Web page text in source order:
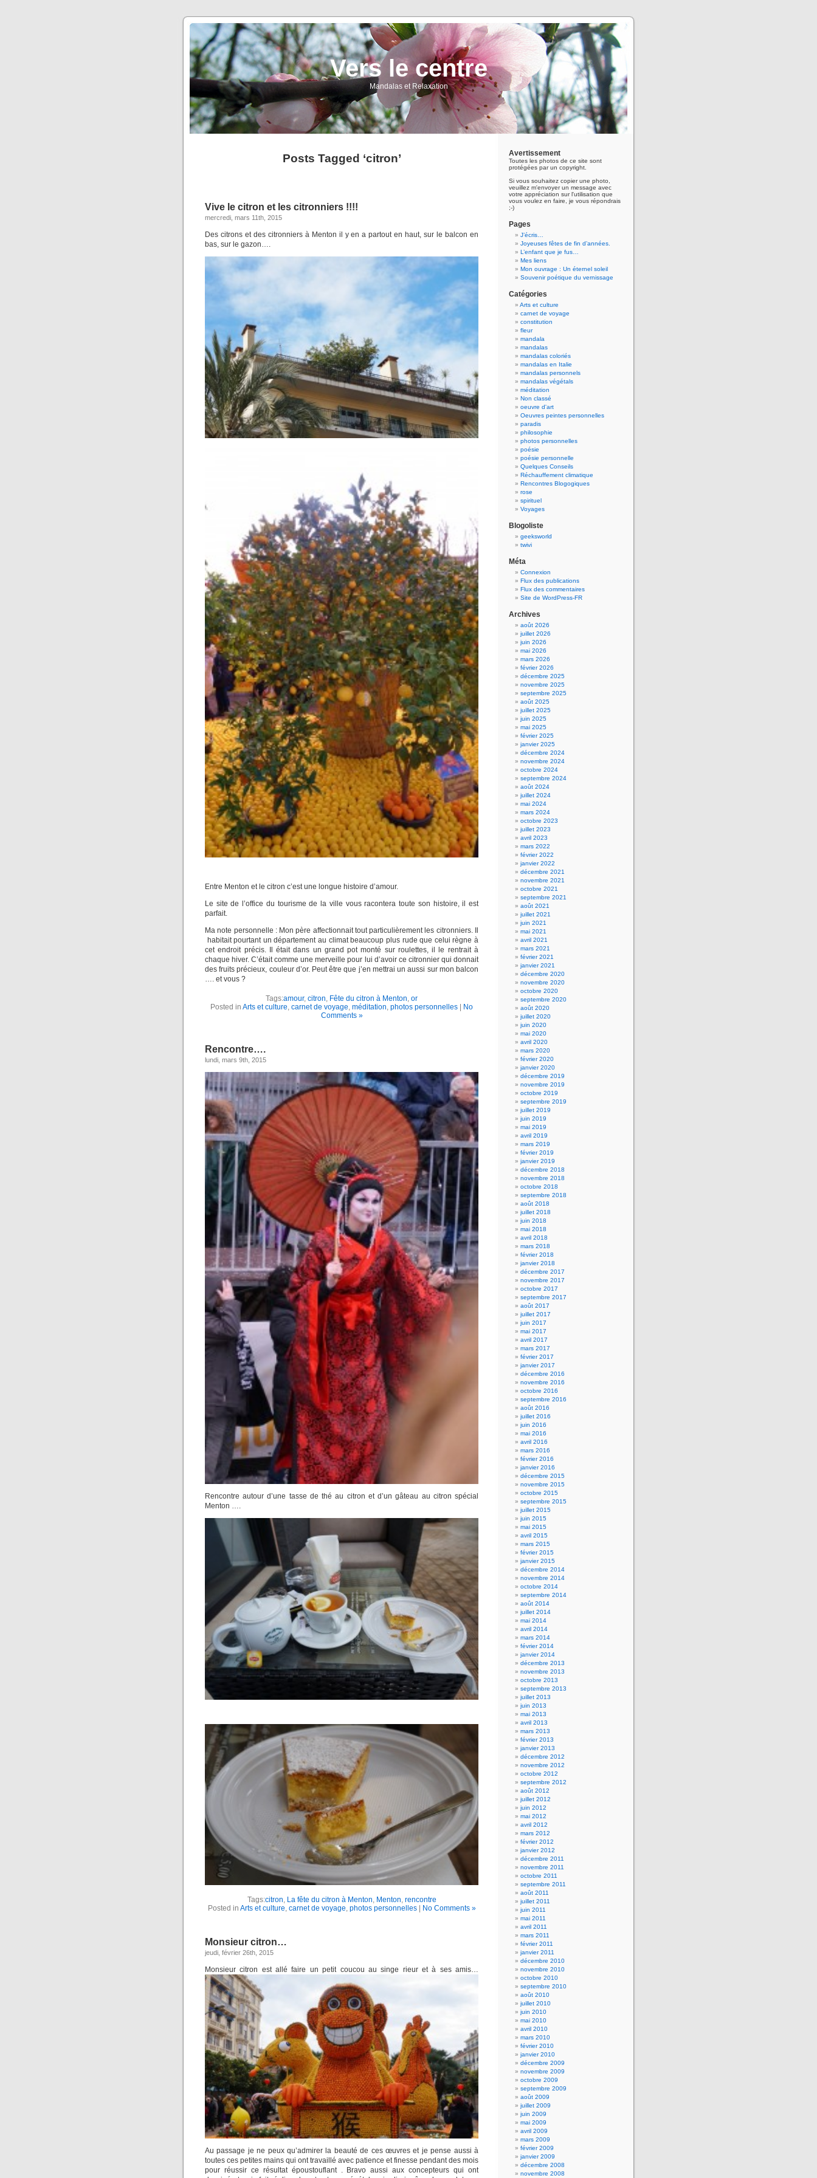
Vers le centre
Mandalas et Relaxation
Posts Tagged ‘citron’
Vive le citron et les citronniers !!!!
mercredi, mars 11th, 2015
Des citrons et des citronniers à Menton il y en a partout en haut, sur le balcon en
bas, sur le gazon….
Entre Menton et le citron c’est une longue histoire d’amour.
Le site de l’office du tourisme de la ville vous racontera toute son histoire, il est
parfait.
Ma note personnelle : Mon père affectionnait tout particulièrement les citronniers. Il
habitait pourtant un département au climat beaucoup plus rude que celui règne à
cet endroit précis. Il était dans un grand pot monté sur roulettes, il le rentrait à
chaque hiver. C’était comme une merveille pour lui d’avoir ce citronnier qui donnait
des fruits précieux, couleur d’or. Peut être que j’en mettrai un aussi sur mon balcon
…. et vous ?
Tags:amour, citron, Fête du citron à Menton, or
Posted in Arts et culture, carnet de voyage, méditation, photos personnelles | No
Comments »
Rencontre….
lundi, mars 9th, 2015
Rencontre autour d’une tasse de thé au citron et d’un gâteau au citron spécial
Menton ….
Tags:citron, La fête du citron à Menton, Menton, rencontre
Posted in Arts et culture, carnet de voyage, photos personnelles| No Comments »
Monsieur citron…
jeudi, février 26th, 2015
Monsieur citron est allé faire un petit coucou au singe rieur et à ses amis…
Au passage je ne peux qu’admirer la beauté de ces œuvres et je pense aussi à
toutes ces petites mains qui ont travaillé avec patience et finesse pendant des mois
pour réussir ce résultat époustouflant . Bravo aussi aux concepteurs qui ont
Avertissement
Toutes les photos de ce site sont
protégées par un copyright.
Si vous souhaitez copier une photo,
veuillez m'envoyer un message avec
votre appréciation sur l'utilisation que
vous voulez en faire, je vous répondrais
;-)
Pages
J’écris…
Joyeuses fêtes de fin d’années.
L’enfant que je fus…
Mes liens
Mon ouvrage : Un éternel soleil
Souvenir poétique du vernissage
Catégories
Arts et culture
carnet de voyage
constitution
fleur
mandala
mandalas
mandalas coloriés
mandalas en Italie
mandalas personnels
mandalas végétals
méditation
Non classé
oeuvre d'art
Oeuvres peintes personnelles
paradis
philosophie
photos personnelles
poésie
poésie personnelle
Quelques Conseils
Réchauffement climatique
Rencontres Blogogiques
rose
spirituel
Voyages
Blogoliste
geeksworld
twivi
Méta
Connexion
Flux des publications
Flux des commentaires
Site de WordPress-FR
Archives
août 2026
juillet 2026
juin 2026
mai 2026
mars 2026
février 2026
décembre 2025
novembre 2025
septembre 2025
août 2025
juillet 2025
juin 2025
mai 2025
février 2025
janvier 2025
décembre 2024
novembre 2024
octobre 2024
septembre 2024
août 2024
juillet 2024
mai 2024
mars 2024
octobre 2023
juillet 2023
avril 2023
mars 2022
février 2022
janvier 2022
décembre 2021
novembre 2021
octobre 2021
septembre 2021
août 2021
juillet 2021
juin 2021
mai 2021
avril 2021
mars 2021
février 2021
janvier 2021
décembre 2020
novembre 2020
octobre 2020
septembre 2020
août 2020
juillet 2020
juin 2020
mai 2020
avril 2020
mars 2020
février 2020
janvier 2020
décembre 2019
novembre 2019
octobre 2019
septembre 2019
juillet 2019
juin 2019
mai 2019
avril 2019
mars 2019
février 2019
janvier 2019
décembre 2018
novembre 2018
octobre 2018
septembre 2018
août 2018
juillet 2018
juin 2018
mai 2018
avril 2018
mars 2018
février 2018
janvier 2018
décembre 2017
novembre 2017
octobre 2017
septembre 2017
août 2017
juillet 2017
juin 2017
mai 2017
avril 2017
mars 2017
février 2017
janvier 2017
décembre 2016
novembre 2016
octobre 2016
septembre 2016
août 2016
juillet 2016
juin 2016
mai 2016
avril 2016
mars 2016
février 2016
janvier 2016
décembre 2015
novembre 2015
octobre 2015
septembre 2015
juillet 2015
juin 2015
mai 2015
avril 2015
mars 2015
février 2015
janvier 2015
décembre 2014
novembre 2014
octobre 2014
septembre 2014
août 2014
juillet 2014
mai 2014
avril 2014
mars 2014
février 2014
janvier 2014
décembre 2013
novembre 2013
octobre 2013
septembre 2013
juillet 2013
juin 2013
mai 2013
avril 2013
mars 2013
février 2013
janvier 2013
décembre 2012
novembre 2012
octobre 2012
septembre 2012
août 2012
juillet 2012
juin 2012
mai 2012
avril 2012
mars 2012
février 2012
janvier 2012
décembre 2011
novembre 2011
octobre 2011
septembre 2011
août 2011
juillet 2011
juin 2011
mai 2011
avril 2011
mars 2011
février 2011
janvier 2011
décembre 2010
novembre 2010
octobre 2010
septembre 2010
août 2010
juillet 2010
juin 2010
mai 2010
avril 2010
mars 2010
février 2010
janvier 2010
décembre 2009
novembre 2009
octobre 2009
septembre 2009
août 2009
juillet 2009
juin 2009
mai 2009
avril 2009
mars 2009
février 2009
janvier 2009
décembre 2008
novembre 2008